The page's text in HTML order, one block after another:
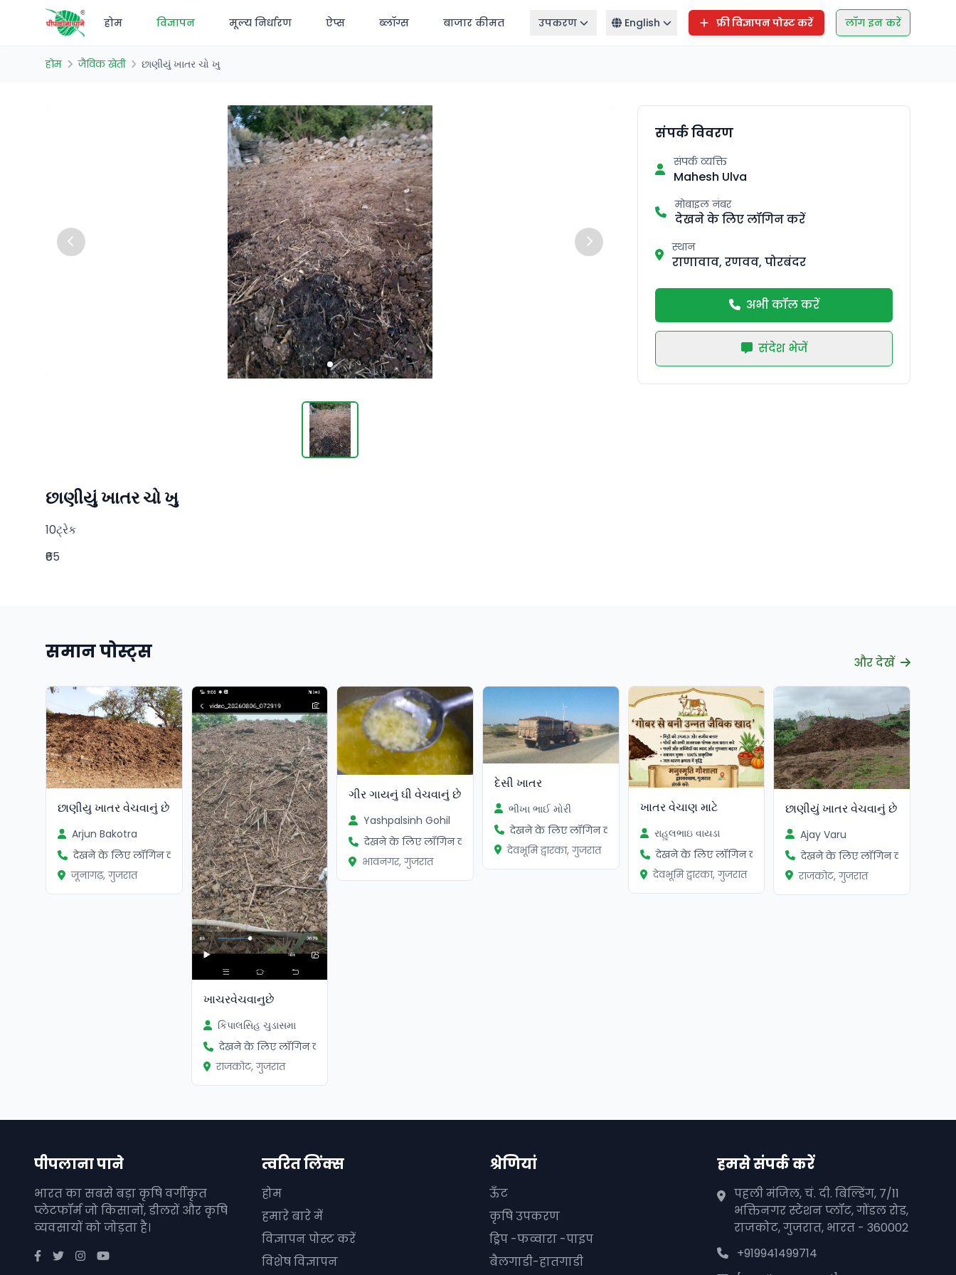
होम विज्ञापन मूल्य निर्धारण ऐप्स ब्लॉग्स बाजार कीमत उपकरण English फ्री विज्ञापन पोस्ट करें लॉग इन करें
होम जैविक खेती છાણીયું ખાતર ચો ખુ
છાણીયું ખાતર ચો ખુ
10ટ્રેક
₹65
संपर्क विवरण
संपर्क व्यक्ति
Mahesh Ulva
मोबाइल नंबर
देखने के लिए लॉगिन करें
स्थान
राणावाव, रणवव, पोरबंदर
अभी कॉल करें
संदेश भेजें
समान पोस्ट्स और देखें
છાણીયુ ખાતર વેચવાનું છે
Arjun Bakotra
देखने के लिए लॉगिन करें
जूनागढ़, गुजरात
ખાચરવેચવાનુછે
કિપાલસિહ ચુડાસમા
देखने के लिए लॉगिन करें
राजकोट, गुजरात
ગીર ગાયનું ઘી વેચવાનું છે
Yashpalsinh Gohil
देखने के लिए लॉगिन करें
भावनगर, गुजरात
દેસી ખાતર
ભીખા ભાઈ મોરી
देखने के लिए लॉगिन करें
देवभूमि द्वारका, गुजरात
ખાતર વેચાણ માટે
રાહુલભાઇ વાયડા
देखने के लिए लॉगिन करें
देवभूमि द्वारका, गुजरात
છાણીયું ખાતર વેચવાનું છે
Ajay Varu
देखने के लिए लॉगिन करें
राजकोट, गुजरात
पीपलाना पाने
भारत का सबसे बड़ा कृषि वर्गीकृत
प्लेटफॉर्म जो किसानों, डीलरों और कृषि
व्यवसायों को जोड़ता है।
त्वरित लिंक्स
होम
हमारे बारे में
विज्ञापन पोस्ट करें
विशेष विज्ञापन
श्रेणियां
ऊँट
कृषि उपकरण
ड्रिप -फव्वारा -पाइप
बैलगाडी-हातगाडी
हमसे संपर्क करें
पहली मंजिल, चं. दी. बिल्डिंग, 7/11
भक्तिनगर स्टेशन प्लॉट, गोंडल रोड,
राजकोट, गुजरात, भारत - 360002
+919941499714